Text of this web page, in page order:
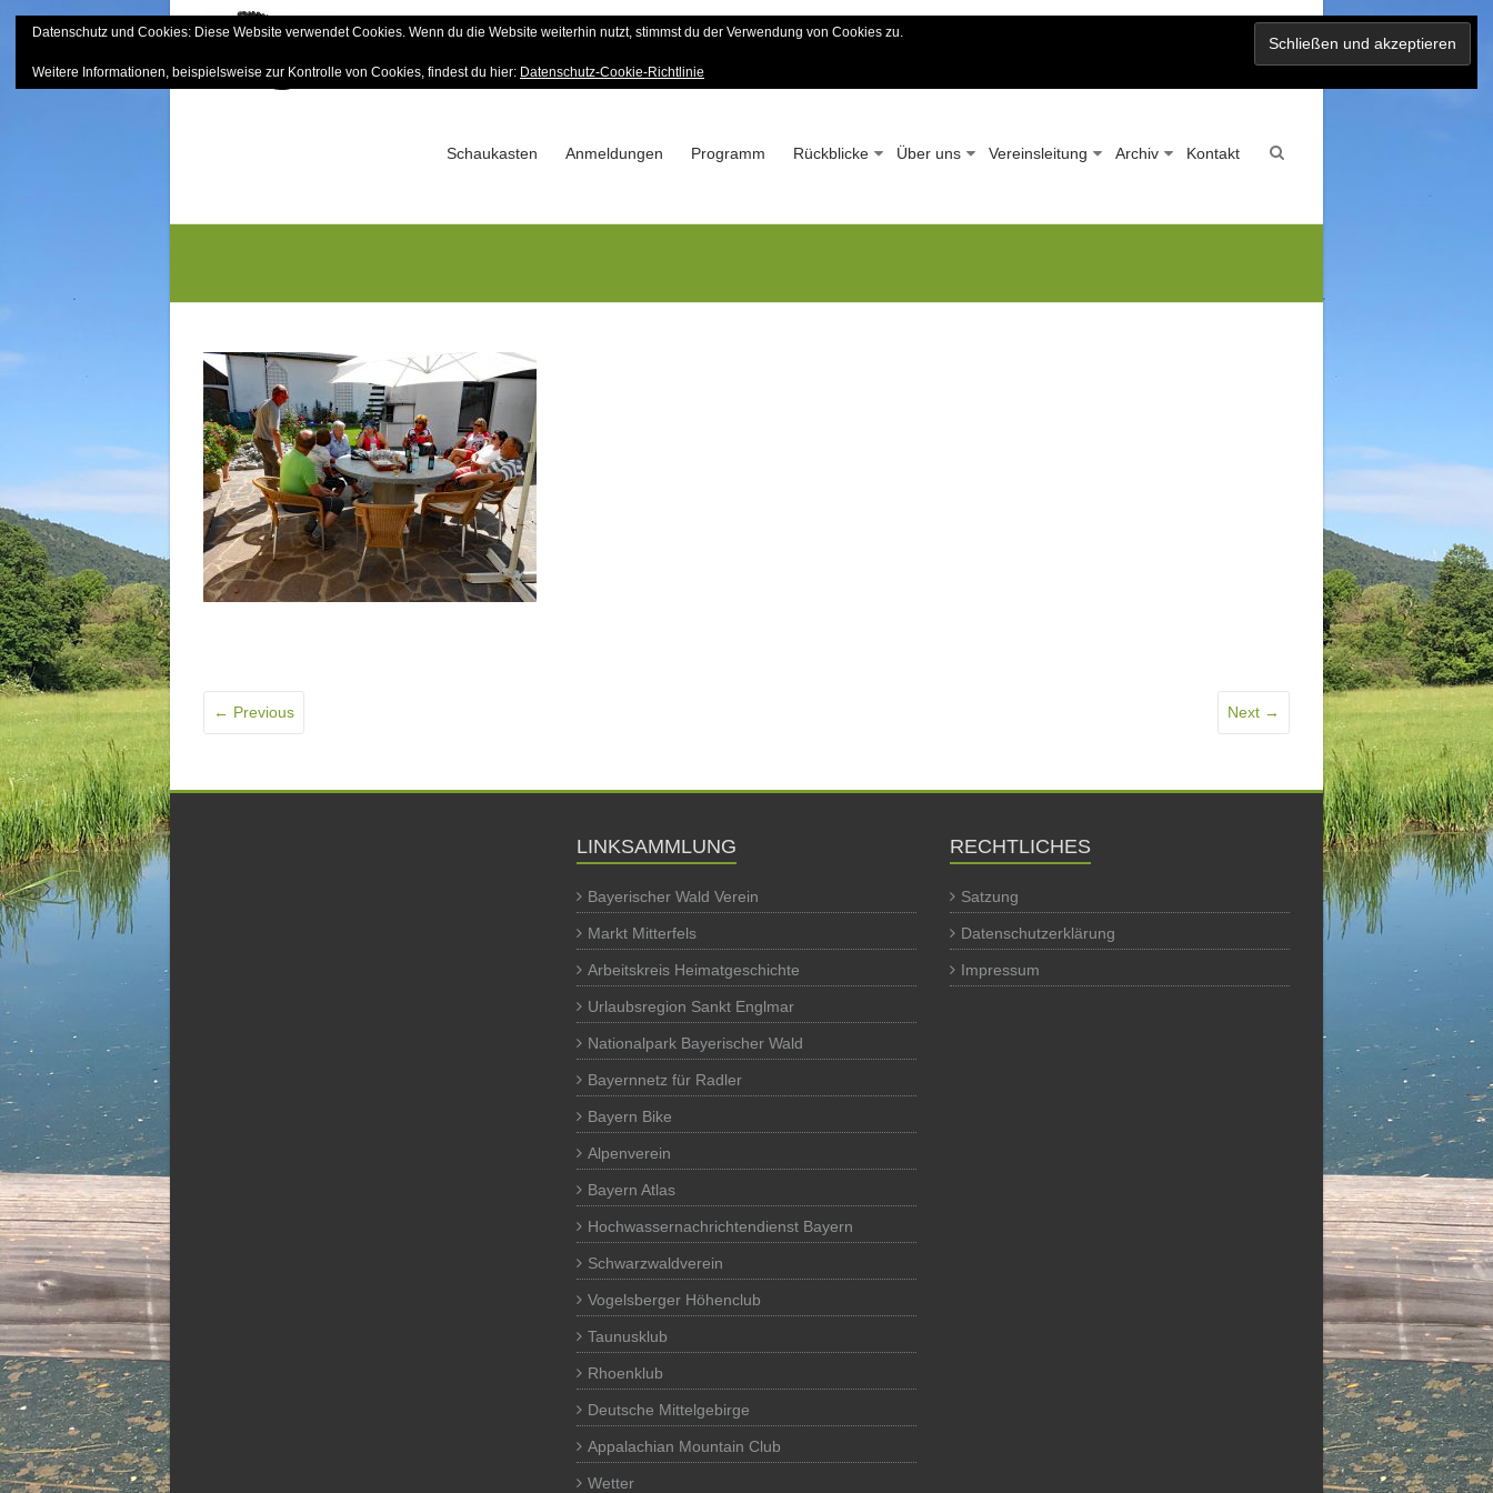
to
Bayerischer Wald-Verein
Sektion Mitterfels e.V. – Seit 1963
Schaukasten Anmeldungen Programm Rückblicke Über uns Vereinsleitung Archiv Kontakt
← Previous Next →
LINKSAMMLUNG
Bayerischer Wald Verein
Markt Mitterfels
Arbeitskreis Heimatgeschichte
Urlaubsregion Sankt Englmar
Nationalpark Bayerischer Wald
Bayernnetz für Radler
Bayern Bike
Alpenverein
Bayern Atlas
Hochwassernachrichtendienst Bayern
Schwarzwaldverein
Vogelsberger Höhenclub
Taunusklub
Rhoenklub
Deutsche Mittelgebirge
Appalachian Mountain Club
Wetter
RECHTLICHES
Satzung
Datenschutzerklärung
Impressum
Datenschutz und Cookies: Diese Website verwendet Cookies. Wenn du die Website weiterhin nutzt, stimmst du der Verwendung von Cookies zu.
Weitere Informationen, beispielsweise zur Kontrolle von Cookies, findest du hier: Datenschutz-Cookie-Richtlinie